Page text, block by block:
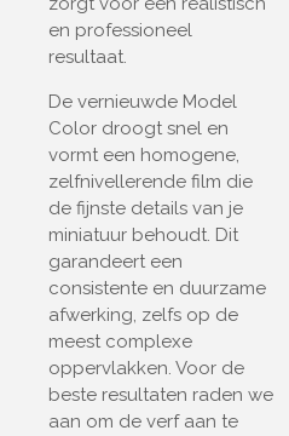
en professioneel
resultaat.
De vernieuwde Model
Color droogt snel en
vormt een homogene,
zelfnivellerende film die
de fijnste details van je
miniatuur behoudt. Dit
garandeert een
consistente en duurzame
afwerking, zelfs op de
meest complexe
oppervlakken. Voor de
beste resultaten raden we
aan om de verf aan te